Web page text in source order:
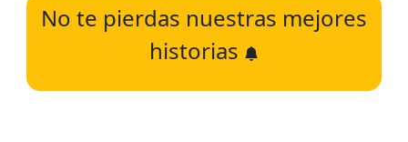
No te pierdas nuestras mejores
historias